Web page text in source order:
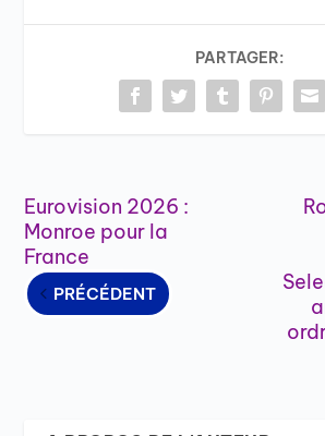
PARTAGER:
Eurovision 2026 :
Monroe pour la
France
PRÉCÉDENT